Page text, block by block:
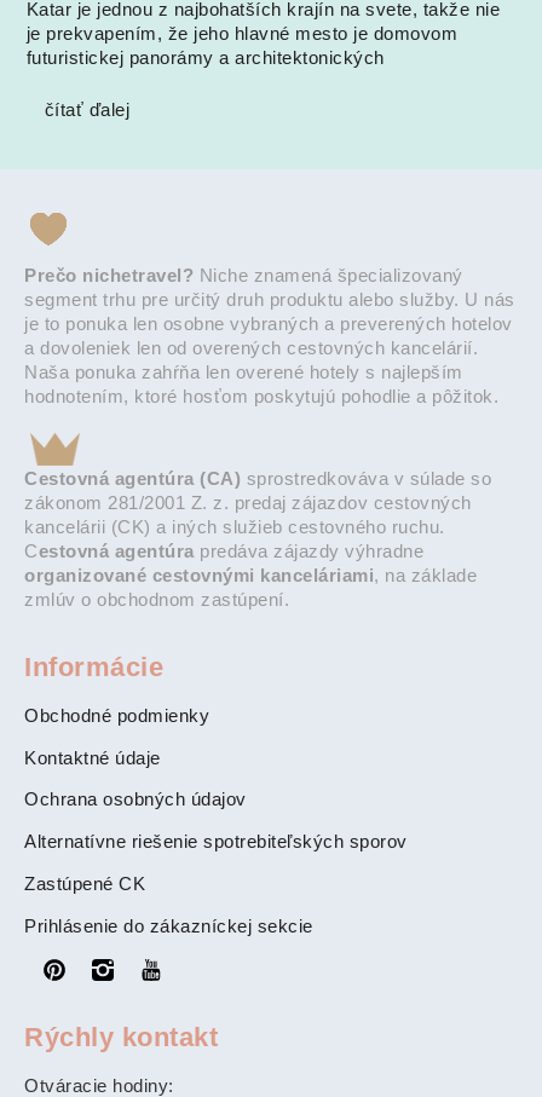
Katar je jednou z najbohatších krajín na svete, takže nie
je prekvapením, že jeho hlavné mesto je domovom
futuristickej panorámy a architektonických
čítať ďalej
Prečo nichetravel? Niche znamená špecializovaný
segment trhu pre určitý druh produktu alebo služby. U nás
je to ponuka len osobne vybraných a preverených hotelov
a dovoleniek len od overených cestovných kancelárií.
Naša ponuka zahŕňa len overené hotely s najlepším
hodnotením, ktoré hosťom poskytujú pohodlie a pôžitok.
Cestovná agentúra (CA) sprostredkováva v súlade so
zákonom 281/2001 Z. z. predaj zájazdov cestovných
kancelárii (CK) a iných služieb cestovného ruchu.
Cestovná agentúra predáva zájazdy výhradne
organizované cestovnými kanceláriami, na základe
zmlúv o obchodnom zastúpení.
Informácie
Obchodné podmienky
Kontaktné údaje
Ochrana osobných údajov
Alternatívne riešenie spotrebiteľských sporov
Zastúpené CK
Prihlásenie do zákazníckej sekcie
Rýchly kontakt
Otváracie hodiny: